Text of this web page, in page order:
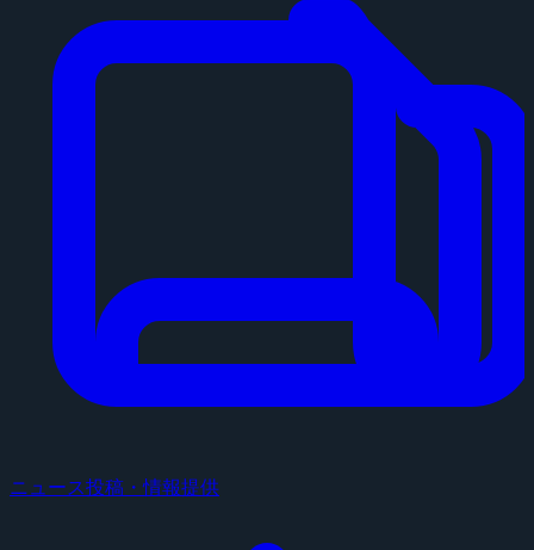
ニュース投稿・情報提供